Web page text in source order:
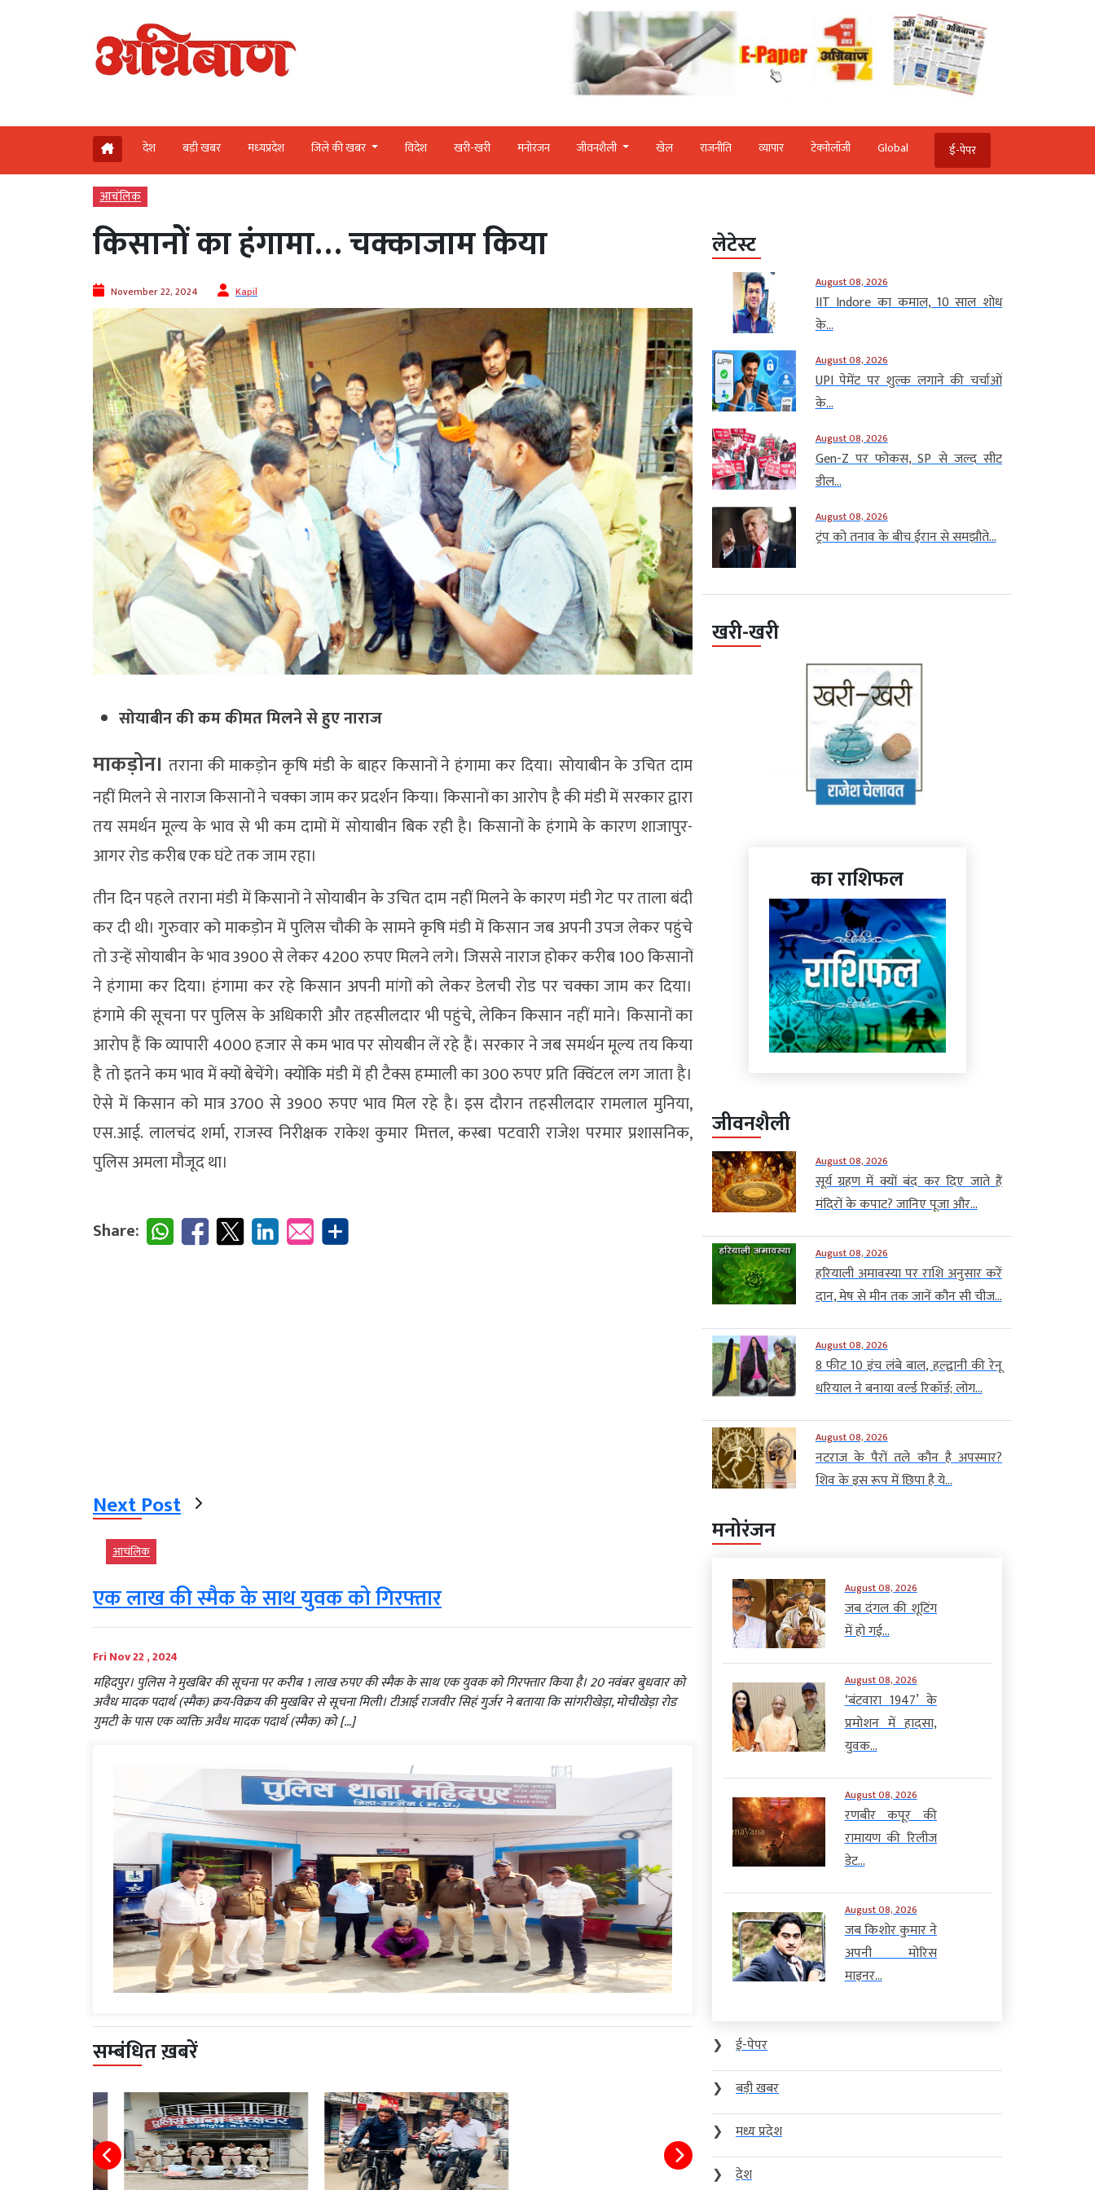
देश बड़ी खबर मध्‍यप्रदेश जिले की खबर विदेश खरी-खरी मनोरंजन जीवनशैली खेल राजनीति व्‍यापार टेक्‍नोलॉजी Global ई-पेपर
आचंलिक
किसानों का हंगामा… चक्काजाम किया
November 22, 2024 Kapil
सोयाबीन की कम कीमत मिलने से हुए नाराज
माकड़ोन। तराना की माकड़ोन कृषि मंडी के बाहर किसानों ने हंगामा कर दिया। सोयाबीन के उचित दाम
नहीं मिलने से नाराज किसानों ने चक्का जाम कर प्रदर्शन किया। किसानों का आरोप है की मंडी में सरकार द्वारा
तय समर्थन मूल्य के भाव से भी कम दामों में सोयाबीन बिक रही है। किसानों के हंगामे के कारण शाजापुर-
आगर रोड करीब एक घंटे तक जाम रहा।
तीन दिन पहले तराना मंडी में किसानों ने सोयाबीन के उचित दाम नहीं मिलने के कारण मंडी गेट पर ताला बंदी
कर दी थी। गुरुवार को माकड़ोन में पुलिस चौकी के सामने कृषि मंडी में किसान जब अपनी उपज लेकर पहुंचे
तो उन्हें सोयाबीन के भाव 3900 से लेकर 4200 रुपए मिलने लगे। जिससे नाराज होकर करीब 100 किसानों
ने हंगामा कर दिया। हंगामा कर रहे किसान अपनी मांगों को लेकर डेलची रोड पर चक्का जाम कर दिया।
हंगामे की सूचना पर पुलिस के अधिकारी और तहसीलदार भी पहुंचे, लेकिन किसान नहीं माने। किसानों का
आरोप हैं कि व्यापारी 4000 हजार से कम भाव पर सोयबीन लें रहे हैं। सरकार ने जब समर्थन मूल्य तय किया
है तो इतने कम भाव में क्यों बेचेंगे। क्योंकि मंडी में ही टैक्स हम्माली का 300 रुपए प्रति क्विंटल लग जाता है।
ऐसे में किसान को मात्र 3700 से 3900 रुपए भाव मिल रहे है। इस दौरान तहसीलदार रामलाल मुनिया,
एस.आई. लालचंद शर्मा, राजस्व निरीक्षक राकेश कुमार मित्तल, कस्बा पटवारी राजेश परमार प्रशासनिक,
पुलिस अमला मौजूद था।
Share:
Next Post
आचंलिक
एक लाख की स्मैक के साथ युवक को गिरफ्तार
Fri Nov 22 , 2024
महिदपुर। पुलिस ने मुखबिर की सूचना पर करीब 1 लाख रुपए की स्मैक के साथ एक युवक को गिरफ्तार किया है। 20 नवंबर बुधवार को
अवैध मादक पदार्थ (स्मैक) क्रय-विक्रय की मुखबिर से सूचना मिली। टीआई राजवीर सिहं गुर्जर ने बताया कि सांगरीखेड़ा, मोचीखेड़ा रोड
गुमटी के पास एक व्यक्ति अवैध मादक पदार्थ (स्मैक) को […]
सम्बंधित ख़बरें
लेटेस्ट
August 08, 2026
IIT Indore का कमाल, 10 साल शोध
के...
August 08, 2026
UPI पेमेंट पर शुल्क लगाने की चर्चाओं
के...
August 08, 2026
Gen-Z पर फोकस, SP से जल्द सीट
डील...
August 08, 2026
ट्रंप को तनाव के बीच ईरान से समझौते...
खरी-खरी
का राशिफल
जीवनशैली
August 08, 2026
सूर्य ग्रहण में क्यों बंद कर दिए जाते हैं
मंदिरों के कपाट? जानिए पूजा और...
August 08, 2026
हरियाली अमावस्या पर राशि अनुसार करें
दान, मेष से मीन तक जानें कौन सी चीज...
August 08, 2026
8 फीट 10 इंच लंबे बाल, हल्द्वानी की रेनू
धरियाल ने बनाया वर्ल्ड रिकॉर्ड; लोग...
August 08, 2026
नटराज के पैरों तले कौन है अपस्मार?
शिव के इस रूप में छिपा है ये...
मनोरंजन
August 08, 2026
जब दंगल की शूटिंग
में हो गई...
August 08, 2026
‘बंटवारा 1947’ के
प्रमोशन में हादसा,
युवक...
August 08, 2026
रणबीर कपूर की
रामायण की रिलीज
डेट...
August 08, 2026
जब किशोर कुमार ने
अपनी मोरिस
माइनर...
❯
ई-पेपर
❯
बड़ी खबर
❯
मध्य प्रदेश
❯
देश